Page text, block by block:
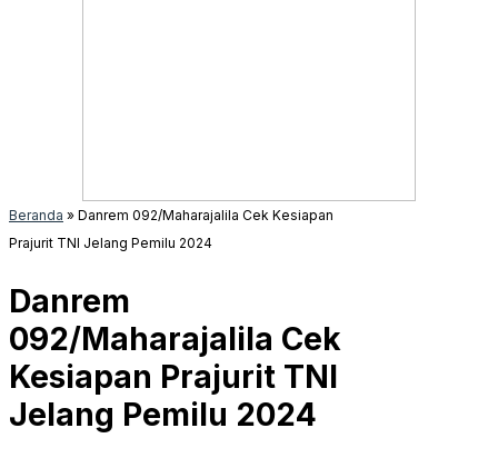
Beranda » Danrem 092/Maharajalila Cek Kesiapan
Prajurit TNI Jelang Pemilu 2024
Danrem
092/Maharajalila Cek
Kesiapan Prajurit TNI
Jelang Pemilu 2024